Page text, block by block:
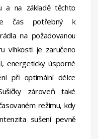
a na základě těchto
čas potřebný k
na požadovanou
vlhkosti je zaručeno
energeticky úsporné
při optimální délce
zároveň také
režimu, kdy
sušení pevně